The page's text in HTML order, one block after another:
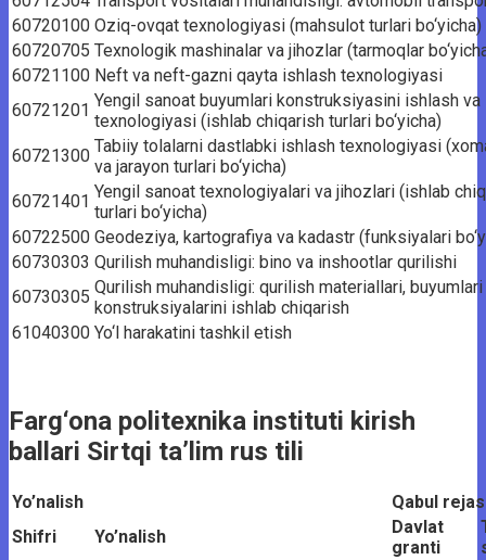
60720100 Oziq-ovqat texnologiyasi (mahsulot turlari bo‘yicha)
60720705 Texnologik mashinalar va jihozlar (tarmoqlar
60721100 Neft va neft-gazni qayta ishlash texnologiyasi
60721201 Yengil sanoat buyumlari konstruksiyasini ishlash va
texnologiyasi (ishlab chiqarish turlari bo‘yicha)
60721300 Tabiiy tolalarni dastlabki ishlash texnologiyasi
va jarayon turlari bo‘yicha)
60721401 Yengil sanoat texnologiyalari va jihozlari (ishlab
turlari bo‘yicha)
60722500 Geodeziya, kartografiya va kadastr (funksiyalari
60730303 Qurilish muhandisligi: bino va inshootlar qurilishi
60730305 Qurilish muhandisligi: qurilish materiallari, buyumlari
konstruksiyalarini ishlab chiqarish
61040300 Yo‘l harakatini tashkil etish
Farg‘ona politexnika instituti kirish
ballari Sirtqi ta’lim rus tili
Yo’nalish
Qabul
Shifri
Yo’nalish
Davlat
granti